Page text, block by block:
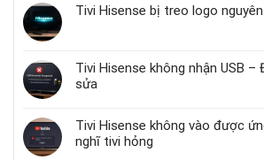
Tivi Hisense bị treo logo
Tivi Hisense không nhận USB –
sửa
Tivi Hisense không vào được
nghĩ tivi hỏng